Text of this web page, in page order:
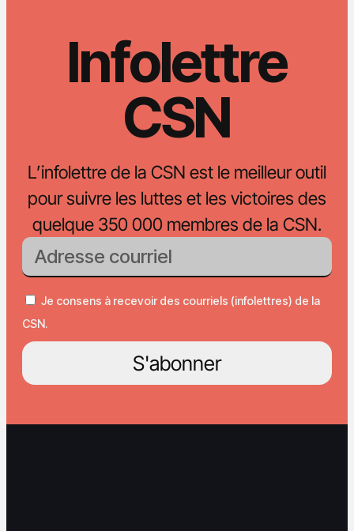
Infolettre
CSN
L’infolettre de la CSN est le meilleur outil
pour suivre les luttes et les victoires des
quelque 350 000 membres de la CSN.
Je consens à recevoir des courriels (infolettres) de la
CSN.
S'abonner